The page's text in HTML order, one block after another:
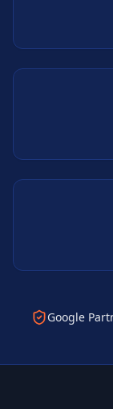
Google